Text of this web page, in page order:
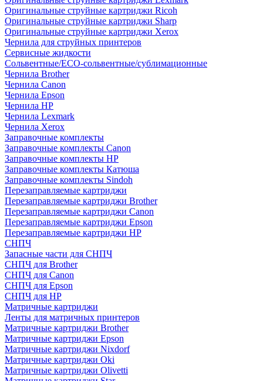
Оригинальные струйные картриджи Ricoh
Оригинальные струйные картриджи Sharp
Оригинальные струйные картриджи Xerox
Чернила для струйных принтеров
Сервисные жидкости
Сольвентные/ECO-сольвентные/сублимационные
Чернила Brother
Чернила Canon
Чернила Epson
Чернила HP
Чернила Lexmark
Чернила Xerox
Заправочные комплекты
Заправочные комплекты Canon
Заправочные комплекты HP
Заправочные комплекты Катюша
Заправочные комплекты Sindoh
Перезаправляемые картриджи
Перезаправляемые картриджи Brother
Перезаправляемые картриджи Canon
Перезаправляемые картриджи Epson
Перезаправляемые картриджи HP
СНПЧ
Запасные части для СНПЧ
СНПЧ для Brother
СНПЧ для Canon
СНПЧ для Epson
СНПЧ для HP
Матричные картриджи
Ленты для матричных принтеров
Матричные картриджи Brother
Матричные картриджи Epson
Матричные картриджи Nixdorf
Матричные картриджи Oki
Матричные картриджи Olivetti